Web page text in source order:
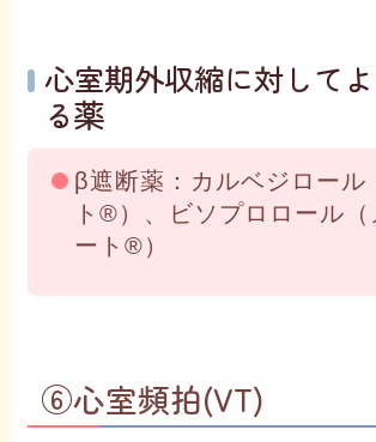
心室期外収縮に対して
る薬
β遮断薬：カルベジロール
ト®）、ビソプロロール（
ート®）
⑥心室頻拍(VT)